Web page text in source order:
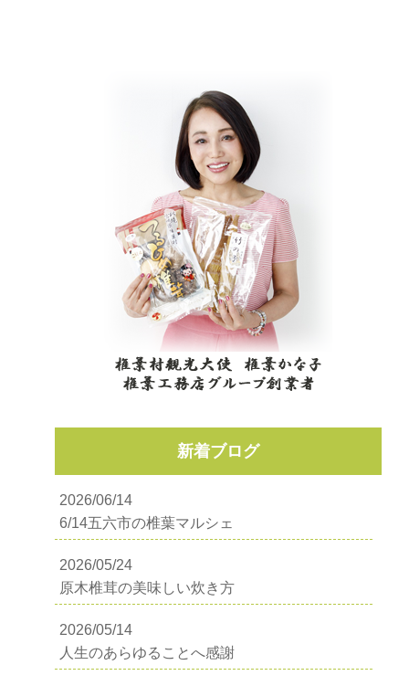
新着ブログ
2026/06/14
6/14五六市の椎葉マルシェ
2026/05/24
原木椎茸の美味しい炊き方
2026/05/14
人生のあらゆることへ感謝